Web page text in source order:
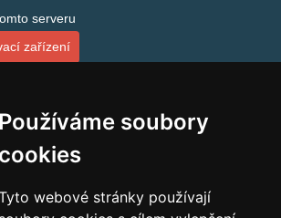
Používáme soubory
cookies
webové stránky používají
serveru
zařízení
2025/26
2027